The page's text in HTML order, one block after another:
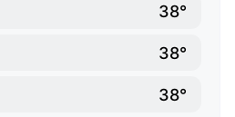
38°
38°
38°